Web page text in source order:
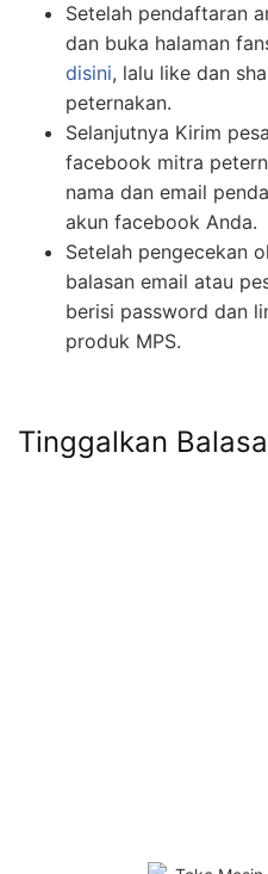
Setelah pendaftaran
dan buka halaman
disini, lalu like dan
peternakan.
Selanjutnya Kirim
facebook mitra
nama dan email
akun facebook Anda.
Setelah pengecekan
balasan email atau
berisi password dan
produk MPS.
Tinggalkan